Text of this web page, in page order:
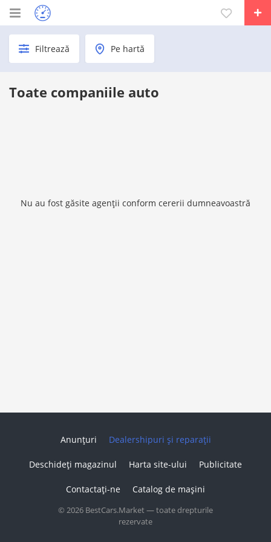
Filtrează Pe hartă
Toate companiile auto
Nu au fost găsite agenții conform cererii dumneavoastră
© 2026 BestCars.Market — toate drepturile
rezervate
Anunțuri Dealershipuri și reparații
Deschideți magazinul Harta site-ului Publicitate
Contactați-ne Catalog de mașini